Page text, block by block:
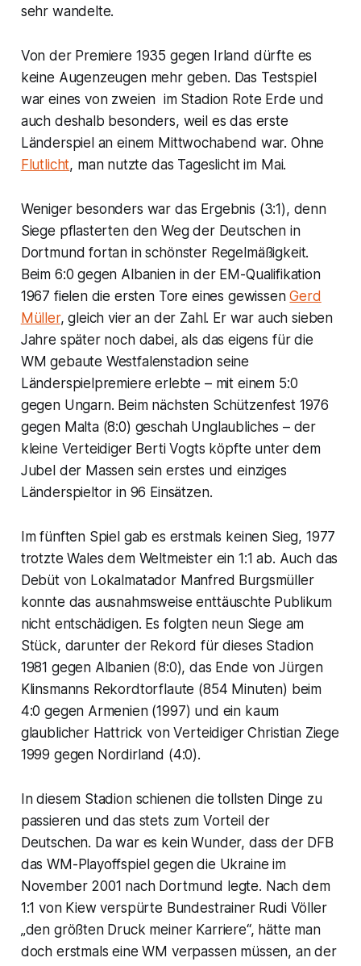
sehr wandelte.
Von der Premiere 1935 gegen Irland dürfte es
keine Augenzeugen mehr geben. Das Testspiel
war eines von zweien im Stadion Rote Erde und
auch deshalb besonders, weil es das erste
Länderspiel an einem Mittwochabend war. Ohne
Flutlicht, man nutzte das Tageslicht im Mai.
Weniger besonders war das Ergebnis (3:1), denn
Siege pflasterten den Weg der Deutschen in
Dortmund fortan in schönster Regelmäßigkeit.
Beim 6:0 gegen Albanien in der EM-Qualifikation
1967 fielen die ersten Tore eines gewissenGerd
Müller, gleich vier an der Zahl. Er war auch sieben
Jahre später noch dabei, als das eigens für die
WM gebaute Westfalenstadion seine
Länderspielpremiere erlebte – mit einem 5:0
gegen Ungarn. Beim nächsten Schützenfest 1976
gegen Malta (8:0) geschah Unglaubliches – der
kleine Verteidiger Berti Vogts köpfte unter dem
Jubel der Massen sein erstes und einziges
Länderspieltor in 96 Einsätzen.
Im fünften Spiel gab es erstmals keinen Sieg, 1977
trotzte Wales dem Weltmeister ein 1:1 ab. Auch das
Debüt von Lokalmatador Manfred Burgsmüller
konnte das ausnahmsweise enttäuschte Publikum
nicht entschädigen. Es folgten neun Siege am
Stück, darunter der Rekord für dieses Stadion
1981 gegen Albanien (8:0), das Ende von Jürgen
Klinsmanns Rekordtorflaute (854 Minuten) beim
4:0 gegen Armenien (1997) und ein kaum
glaublicher Hattrick von Verteidiger Christian Ziege
1999 gegen Nordirland (4:0).
In diesem Stadion schienen die tollsten Dinge zu
passieren und das stets zum Vorteil der
Deutschen. Da war es kein Wunder, dass der DFB
das WM-Playoffspiel gegen die Ukraine im
November 2001 nach Dortmund legte. Nach dem
1:1 von Kiew verspürte Bundestrainer Rudi Völler
„den größten Druck meiner Karriere“, hätte man
doch erstmals eine WM verpassen müssen, an der